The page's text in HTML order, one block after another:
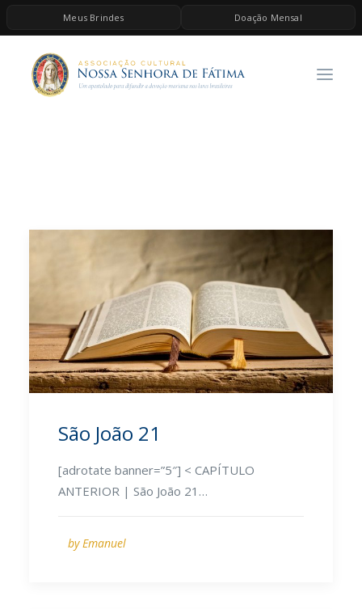
Meus Brindes Doação Mensal
HOME
A ASSOCIAÇÃO
São João 21
[adrotate banner=”5″] < CAPÍTULO
ANTERIOR | São João 21…
by Emanuel